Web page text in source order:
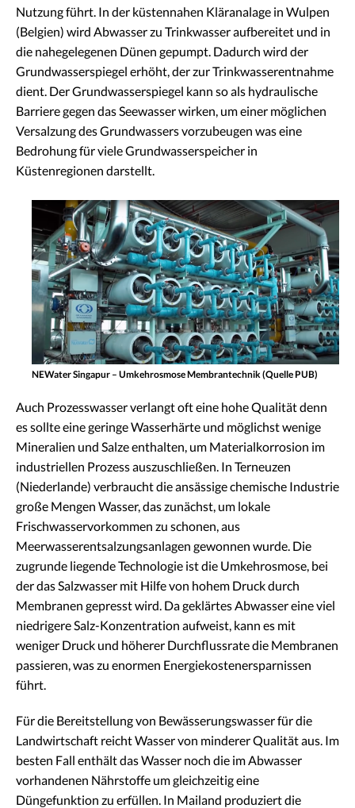
Nutzung führt. In der küstennahen Kläranalage in Wulpen
(Belgien) wird Abwasser zu Trinkwasser aufbereitet und in
die nahegelegenen Dünen gepumpt. Dadurch wird der
Grundwasserspiegel erhöht, der zur Trinkwasserentnahme
dient. Der Grundwasserspiegel kann so als hydraulische
Barriere gegen das Seewasser wirken, um einer möglichen
Versalzung des Grundwassers vorzubeugen was eine
Bedrohung für viele Grundwasserspeicher in
Küstenregionen darstellt.
NEWater Singapur – Umkehrosmose Membrantechnik (Quelle PUB)
Auch Prozesswasser verlangt oft eine hohe Qualität denn
es sollte eine geringe Wasserhärte und möglichst wenige
Mineralien und Salze enthalten, um Materialkorrosion im
industriellen Prozess auszuschließen. In Terneuzen
(Niederlande) verbraucht die ansässige chemische Industrie
große Mengen Wasser, das zunächst, um lokale
Frischwasservorkommen zu schonen, aus
Meerwasserentsalzungsanlagen gewonnen wurde. Die
zugrunde liegende Technologie ist die Umkehrosmose, bei
der das Salzwasser mit Hilfe von hohem Druck durch
Membranen gepresst wird. Da geklärtes Abwasser eine viel
niedrigere Salz-Konzentration aufweist, kann es mit
weniger Druck und höherer Durchflussrate die Membranen
passieren, was zu enormen Energiekostenersparnissen
führt.
Für die Bereitstellung von Bewässerungswasser für die
Landwirtschaft reicht Wasser von minderer Qualität aus. Im
besten Fall enthält das Wasser noch die im Abwasser
vorhandenen Nährstoffe um gleichzeitig eine
Düngefunktion zu erfüllen. In Mailand produziert die